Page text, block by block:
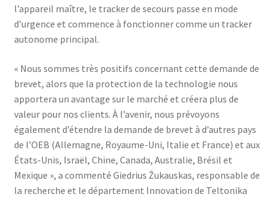
l’appareil maître, le tracker de secours passe en mode
d’urgence et commence à fonctionner comme un tracker
autonome principal.
« Nous sommes très positifs concernant cette demande de
brevet, alors que la protection de la technologie nous
apportera un avantage sur le marché et créera plus de
valeur pour nos clients. À l’avenir, nous prévoyons
également d’étendre la demande de brevet à d’autres pays
de l’OEB (Allemagne, Royaume-Uni, Italie et France) et aux
États-Unis, Israël, Chine, Canada, Australie, Brésil et
Mexique », a commenté Giedrius Žukauskas, responsable de
la recherche et le département Innovation de Teltonika